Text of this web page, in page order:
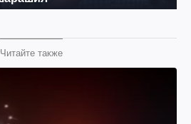
Читайте также